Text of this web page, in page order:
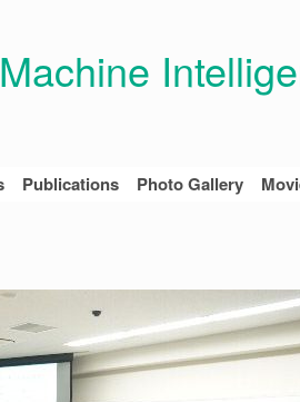
Publications Photo Gallery